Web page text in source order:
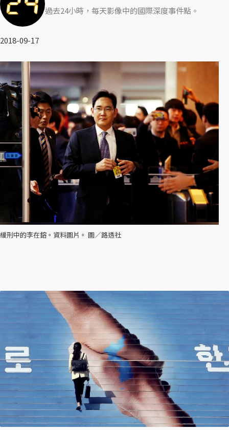
過去24小時，每天影像中的國際深度事件點。
2018-09-17
緩刑中的李在鎔。資料圖片。 圖／路透社